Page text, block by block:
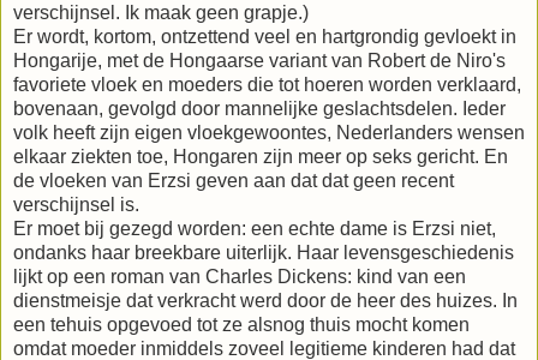
verschijnsel. Ik maak geen grapje.)
Er wordt, kortom, ontzettend veel en hartgrondig gevloekt in
Hongarije, met de Hongaarse variant van Robert de Niro's
favoriete vloek en moeders die tot hoeren worden verklaard,
bovenaan, gevolgd door mannelijke geslachtsdelen. Ieder
volk heeft zijn eigen vloekgewoontes, Nederlanders wensen
elkaar ziekten toe, Hongaren zijn meer op seks gericht. En
de vloeken van Erzsi geven aan dat dat geen recent
verschijnsel is.
Er moet bij gezegd worden: een echte dame is Erzsi niet,
ondanks haar breekbare uiterlijk. Haar levensgeschiedenis
lijkt op een roman van Charles Dickens: kind van een
dienstmeisje dat verkracht werd door de heer des huizes. In
een tehuis opgevoed tot ze alsnog thuis mocht komen
omdat moeder inmiddels zoveel legitieme kinderen had dat